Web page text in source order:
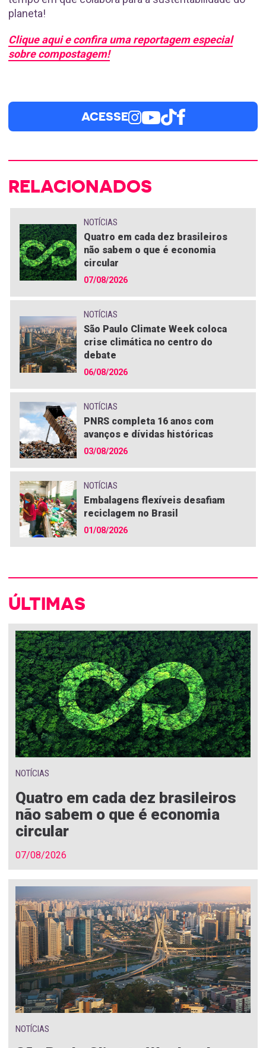
planeta!
Clique aqui e confira uma reportagem especial
sobre compostagem!
ACESSE
RELACIONADOS
NOTÍCIAS
Quatro em cada dez brasileiros
não sabem o que é economia
circular
07/08/2026
NOTÍCIAS
São Paulo Climate Week coloca
crise climática no centro do
debate
06/08/2026
NOTÍCIAS
PNRS completa 16 anos com
avanços e dívidas históricas
03/08/2026
NOTÍCIAS
Embalagens flexíveis desafiam
reciclagem no Brasil
01/08/2026
ÚLTIMAS
NOTÍCIAS
Quatro em cada dez brasileiros
não sabem o que é economia
circular
07/08/2026
NOTÍCIAS